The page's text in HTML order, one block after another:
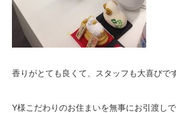
香りがとても良くて、スタッフも大喜びで
Y様こだわりのお住まいを無事にお引渡し